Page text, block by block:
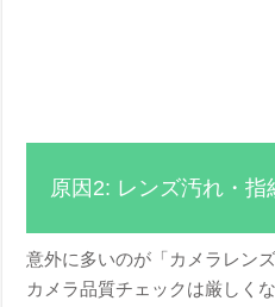
原因2: レンズ汚れ・指
意外に多いのが「カメラレン
カメラ品質チェックは厳しく